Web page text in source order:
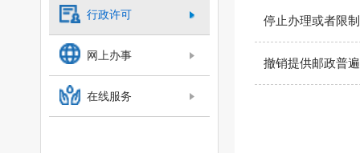
行政许可
网上办事
在线服务
停止办理或者限
撤销提供邮政普